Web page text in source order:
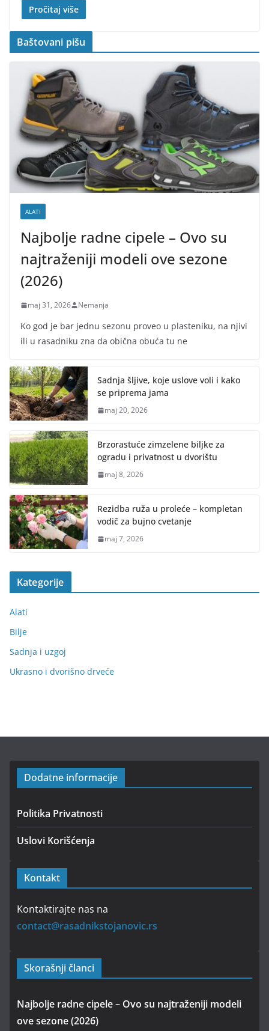
Pročitaj više
Baštovani pišu
ALATI
Najbolje radne cipele – Ovo su
najtraženiji modeli ove sezone
(2026)
maj 31, 2026 Nemanja
Ko god je bar jednu sezonu proveo u plasteniku, na njivi
ili u rasadniku zna da obična obuća tu ne
Sadnja šljive, koje uslove voli i kako
se priprema jama
maj 20, 2026
Brzorastuće zimzelene biljke za
ogradu i privatnost u dvorištu
maj 8, 2026
Rezidba ruža u proleće – kompletan
vodič za bujno cvetanje
maj 7, 2026
Kategorije
Alati
Bilje
Sadnja i uzgoj
Ukrasno i dvorišno drveće
Dodatne informacije
Politika Privatnosti
Uslovi Korišćenja
Kontakt
Kontaktirajte nas na
contact@rasadnikstojanovic.rs
Skorašnji članci
Najbolje radne cipele – Ovo su najtraženiji modeli
ove sezone (2026)